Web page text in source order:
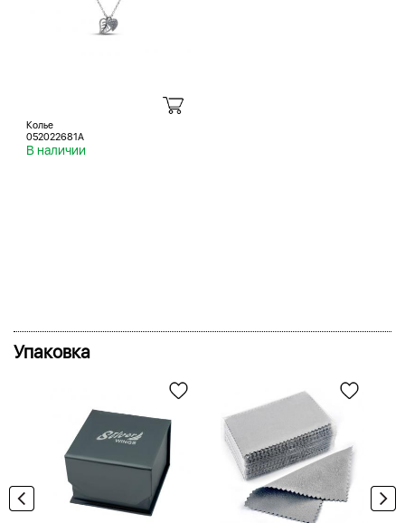
Колье
052022681A
В наличии
Упаковка